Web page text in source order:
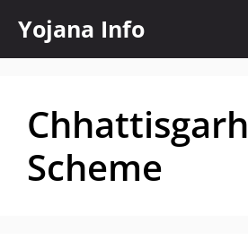
content
Yojana Info
Chhattisgarh
Scheme